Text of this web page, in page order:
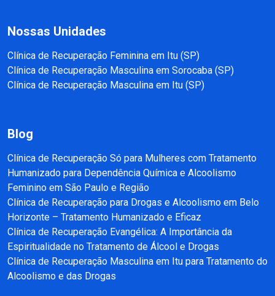
Nossas Unidades
Clínica de Recuperação Feminina em Itu (SP)
Clínica de Recuperação Masculina em Sorocaba (SP)
Clínica de Recuperação Masculina em Itu (SP)
Blog
Clínica de Recuperação Só para Mulheres com Tratamento
Humanizado para Dependência Química e Alcoolismo
Feminino em São Paulo e Região
Clínica de Recuperação para Drogas e Alcoolismo em Belo
Horizonte – Tratamento Humanizado e Eficaz
Clínica de Recuperação Evangélica: A Importância da
Espiritualidade no Tratamento de Álcool e Drogas
Clínica de Recuperação Masculina em Itu para Tratamento do
Alcoolismo e das Drogas